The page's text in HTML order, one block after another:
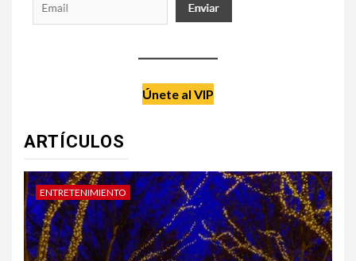
Únete al VIP
ARTÍCULOS
DATE UN CAPRICHO